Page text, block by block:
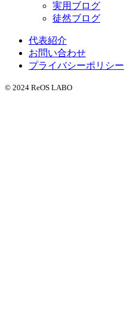
実用ブログ
徒然ブログ
代表紹介
お問い合わせ
プライバシーポリシー
© 2024 ReOS LABO